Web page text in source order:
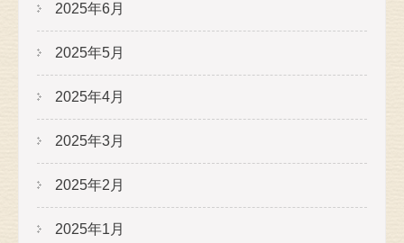
2025年6月
2025年5月
2025年4月
2025年3月
2025年2月
2025年1月